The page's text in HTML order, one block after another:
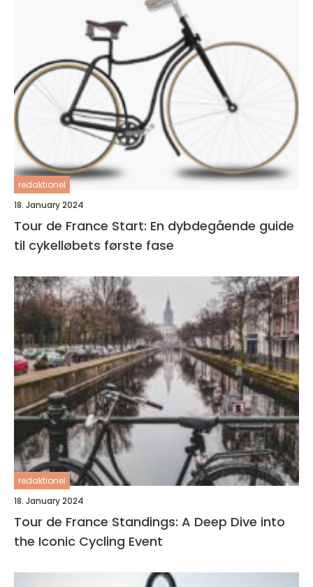
redaktionel
18. January 2024
Tour de France Start: En dybdegående guide
til cykelløbets første fase
redaktionel
18. January 2024
Tour de France Standings: A Deep Dive into
the Iconic Cycling Event